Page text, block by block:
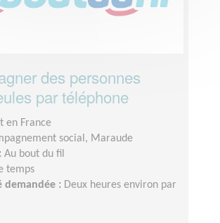
des personnes
par téléphone
en France
social, Maraude
Au bout du fil
temps
demandée : Deux heures environ par